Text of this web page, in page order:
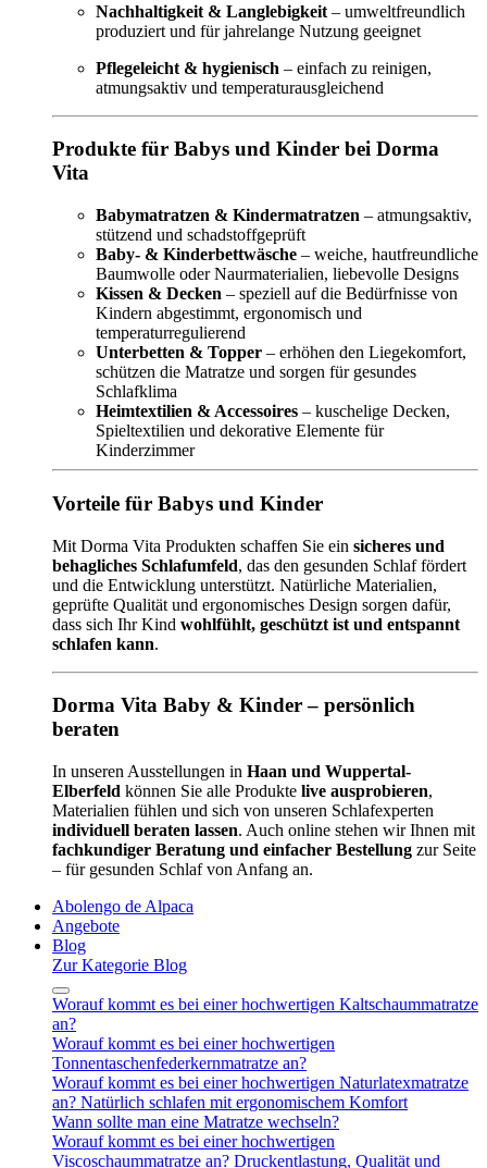
Nachhaltigkeit & Langlebigkeit – umweltfreundlich
produziert und für jahrelange Nutzung geeignet
Pflegeleicht & hygienisch – einfach zu reinigen,
atmungsaktiv und temperaturausgleichend
Produkte für Babys und Kinder bei Dorma
Vita
Babymatratzen & Kindermatratzen – atmungsaktiv,
stützend und schadstoffgeprüft
Baby- & Kinderbettwäsche – weiche, hautfreundliche
Baumwolle oder Naurmaterialien, liebevolle Designs
Kissen & Decken – speziell auf die Bedürfnisse von
Kindern abgestimmt, ergonomisch und
temperaturregulierend
Unterbetten & Topper – erhöhen den Liegekomfort,
schützen die Matratze und sorgen für gesundes
Schlafklima
Heimtextilien & Accessoires – kuschelige Decken,
Spieltextilien und dekorative Elemente für
Kinderzimmer
Vorteile für Babys und Kinder
Mit Dorma Vita Produkten schaffen Sie ein sicheres und
behagliches Schlafumfeld, das den gesunden Schlaf fördert
und die Entwicklung unterstützt. Natürliche Materialien,
geprüfte Qualität und ergonomisches Design sorgen dafür,
dass sich Ihr Kind wohlfühlt, geschützt ist und entspannt
schlafen kann.
Dorma Vita Baby & Kinder – persönlich
beraten
In unseren Ausstellungen in Haan und Wuppertal-
Elberfeld können Sie alle Produkte live ausprobieren,
Materialien fühlen und sich von unseren Schlafexperten
individuell beraten lassen. Auch online stehen wir Ihnen mit
fachkundiger Beratung und einfacher Bestellung zur Seite
– für gesunden Schlaf von Anfang an.
Abolengo de Alpaca
Angebote
Blog
Zur Kategorie Blog
Worauf kommt es bei einer hochwertigen Kaltschaummatratze
an?
Worauf kommt es bei einer hochwertigen
Tonnentaschenfederkernmatratze an?
Worauf kommt es bei einer hochwertigen Naturlatexmatratze
an? Natürlich schlafen mit ergonomischem Komfort
Wann sollte man eine Matratze wechseln?
Worauf kommt es bei einer hochwertigen
Viscoschaummatratze an? Druckentlastung, Qualität und